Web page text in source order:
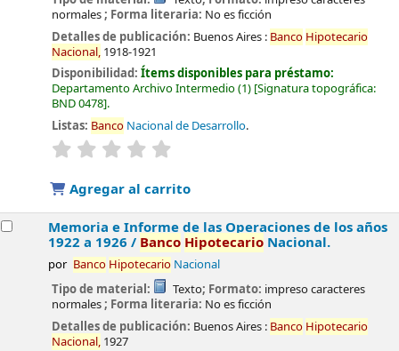
normales; Forma literaria: No es ficción
Detalles de publicación: Buenos Aires : Banco Hipotecario
Nacional, 1918-1921
Disponibilidad:Ítems disponibles para préstamo:
Departamento Archivo Intermedio(1) Signatura topográfica:
BND 0478 .
Listas: Banco Nacional de Desarrollo.
valoración
Agregar al carrito
Memoria e Informe de las Operaciones de los años
1922 a 1926 / Banco Hipotecario Nacional.
por Banco HipotecarioNacional
Tipo de material: Texto; Formato: impreso caracteres
normales; Forma literaria: No es ficción
Detalles de publicación: Buenos Aires : Banco Hipotecario
Nacional, 1927